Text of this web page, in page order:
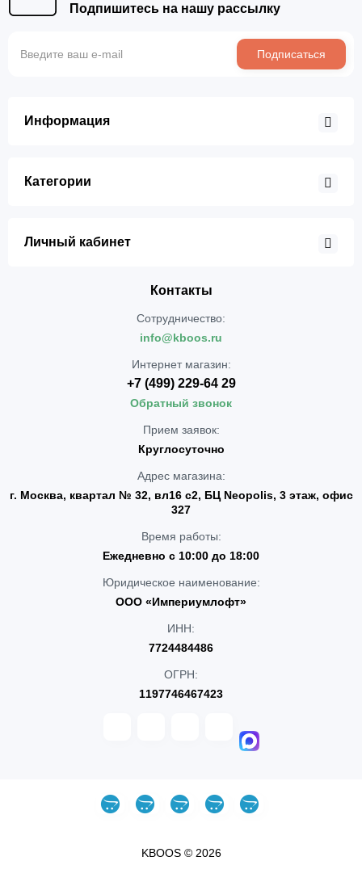
Подпишитесь на нашу рассылку
Подписаться
Информация
Категории
Личный кабинет
Контакты
Сотрудничество:
info@kboos.ru
Интернет магазин:
+7 (499) 229-64 29
Обратный звонок
Прием заявок:
Круглосуточно
Адрес магазина:
г. Москва, квартал № 32, вл16 с2, БЦ Neopolis, 3 этаж, офис
327
Время работы:
Ежедневно с 10:00 до 18:00
Юридическое наименование:
ООО «Империумлофт»
ИНН:
7724484486
ОГРН:
1197746467423
KBOOS © 2026